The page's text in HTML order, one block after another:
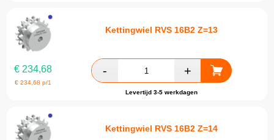
Kettingwiel RVS 16B2 Z=13
€ 234,68
€234,68 p/1
Levertijd 3-5 werkdagen
Kettingwiel RVS 16B2 Z=14